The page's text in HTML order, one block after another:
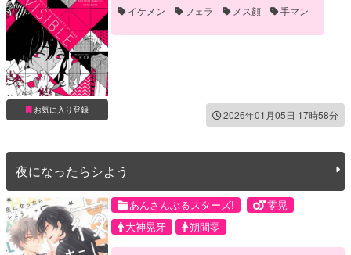
お気に入り登録
イケメン フェラ メス顔 手マン
2026年01月05日 17時58分
夜になったらシよう
あんさんぶるスターズ!
零晃
大神晃牙
朔間零